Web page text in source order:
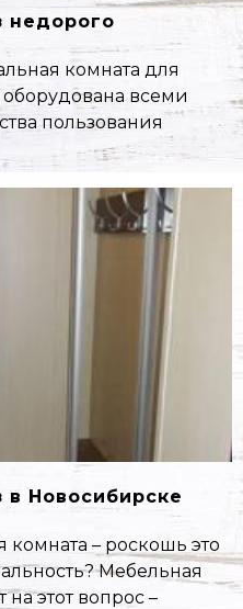
недорого
комната для
всеми
пользования
в Новосибирске
комната – роскошь это
Мебельная
на этот вопрос –